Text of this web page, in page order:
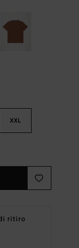
XXL
ritiro